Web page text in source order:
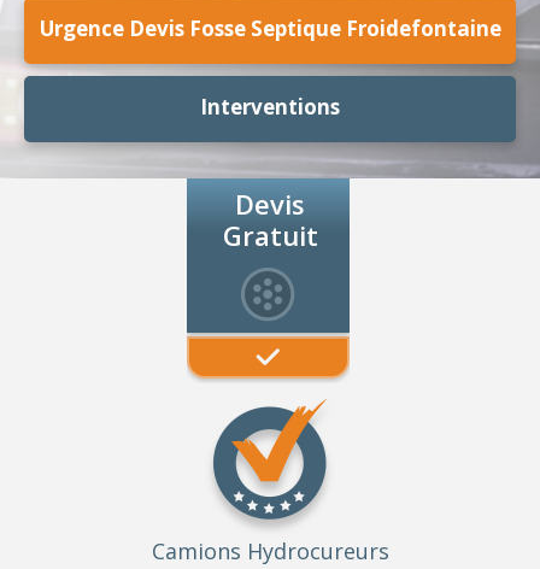
Urgence Devis Fosse Septique Froidefontaine
Interventions
Devis
Gratuit
Camions Hydrocureurs